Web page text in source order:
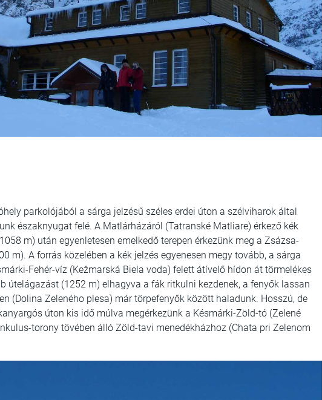
parkolójából a sárga jelzésű széles erdei úton a szélviharok által
északnyugat felé. A Matlárházáról (Tatranské Matliare) érkező kék
m) után egyenletesen emelkedő terepen érkezünk meg a Zsázsa-
m). A forrás közelében a kék jelzés egyenesen megy tovább, a sárga
Fehér-víz (Kežmarská Biela voda) felett átívelő hídon át törmelékes
útelágazást (1252 m) elhagyva a fák ritkulni kezdenek, a fenyők lassan
(Dolina Zeleného plesa) már törpefenyők között haladunk. Hosszú, de
úton kis idő múlva megérkezünk a Késmárki-Zöld-tó (Zelené
torony tövében álló Zöld-tavi menedékházhoz (Chata pri Zelenom